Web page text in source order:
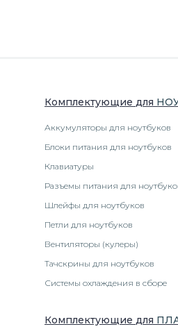
Комплектующие для
Аккумуляторы для ноутбуков
Блоки питания для ноутбуков
Клавиатуры
Разъемы питания для
Шлейфы для ноутбуков
Петли для ноутбуков
Вентиляторы (кулеры)
Тачскрины для ноутбуков
Системы охлаждения в сборе
Комплектующие для